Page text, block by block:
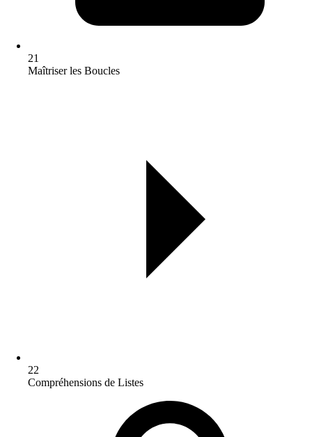
21
Maîtriser les Boucles
22
Compréhensions de Listes